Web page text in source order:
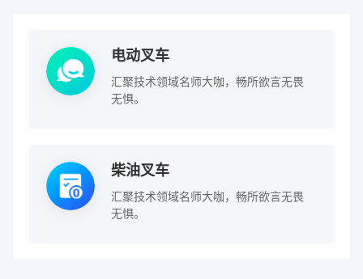
电动叉车
汇聚技术领域名师大咖，畅所欲言无畏
无惧。
柴油叉车
汇聚技术领域名师大咖，畅所欲言无畏
无惧。